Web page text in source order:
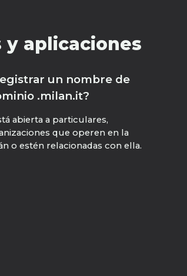
aplicaciones
un nombre de
.milan.it?
abierta a particulares,
que operen en la
o estén relacionadas con ella.